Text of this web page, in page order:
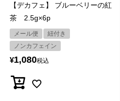
【デカフェ】 ブルーベリーの紅
茶 2.5g×6p
メール便
紐付き
ノンカフェイン
¥1,080税込